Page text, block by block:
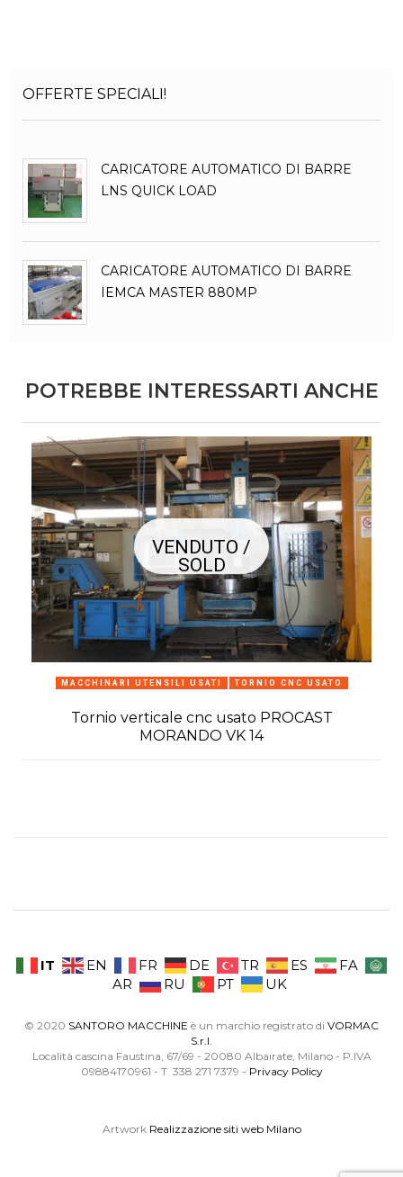
OFFERTE SPECIALI!
CARICATORE AUTOMATICO DI BARRE
LNS QUICK LOAD
CARICATORE AUTOMATICO DI BARRE
IEMCA MASTER 880MP
POTREBBE INTERESSARTI ANCHE
VENDUTO /
SOLD
MACCHINARI UTENSILI USATI TORNIO CNC USATO
Tornio verticale cnc usato PROCAST
MORANDO VK 14
IT EN FR DE TR ES
FA
AR
RU PT UK
© 2020 SANTORO MACCHINE è un marchio registrato di VORMAC
S.r.l.
Località cascina Faustina, 67/69 - 20080 Albairate, Milano - P.IVA
09884170961 - T. 338 271 7379 - Privacy Policy
Artwork Realizzazione siti web Milano